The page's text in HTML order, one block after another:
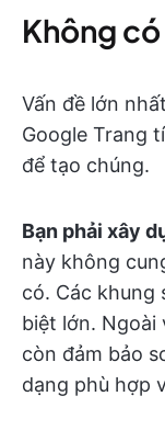
Không
Vấn đề lớn
Google Trang
để tạo chúng.
Bạn phải xây
này không
có. Các khung
biệt lớn. Ngoài
còn đảm bảo
dạng phù hợp